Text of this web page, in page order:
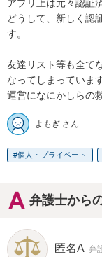
アプリ上は元々認証
どうして、新しく認
す。
友達リスト等も全て
なってしまっています
運営になにかしらの
よもぎ さん
個人・プライベート
弁護士から
匿名A 弁